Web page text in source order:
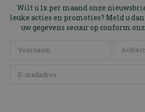
Wilt u 1x per maand onze
leuke acties en promoties? Meld u
uw gegevens secuur op conform